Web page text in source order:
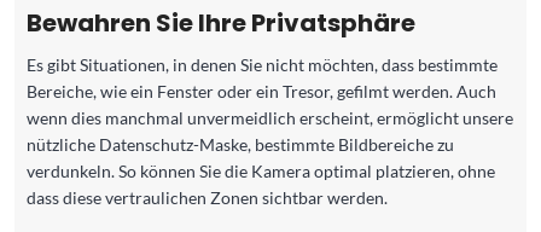
Bewahren Sie Ihre Privatsphäre
Es gibt Situationen, in denen Sie nicht möchten, dass bestimmte
Bereiche, wie ein Fenster oder ein Tresor, gefilmt werden. Auch
wenn dies manchmal unvermeidlich erscheint, ermöglicht unsere
nützliche Datenschutz-Maske, bestimmte Bildbereiche zu
verdunkeln. So können Sie die Kamera optimal platzieren, ohne
dass diese vertraulichen Zonen sichtbar werden.